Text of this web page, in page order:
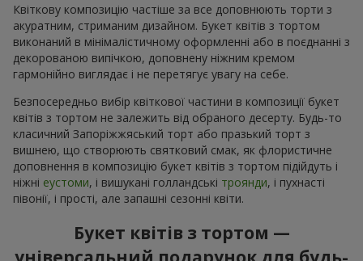
Квіткову композицію частіше за все доповнюють торти з
акуратним, стриманим дизайном. Букет квітів з тортом
виконаний в мінімалістичному оформленні або в поєднанні з
декорованою випічкою, доповнену ніжним кремом
гармонійно виглядає і не перетягує увагу на себе.
Безпосередньо вибір квіткової частини в композиції букет
квітів з тортом не залежить від обраного десерту. Будь-то
класичний Запоріжжяський торт або празький торт з
вишнею, що створюють святковий смак, як флористичне
доповнення в композицію букет квітів з тортом підійдуть і
ніжні еустоми, і вишукані голландські троянди, і пухнасті
півонії, і прості, але запашні сезонні квіти.
Букет квітів з тортом —